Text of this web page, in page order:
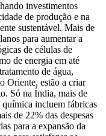
investimentos
de produção e na
sustentável. Mais de
para aumentar a
de células de
de energia em até
de água,
Oriente, estão a criar
Só na Índia, mais de
incluem fábricas
de 22% das despesas
para a expansão da